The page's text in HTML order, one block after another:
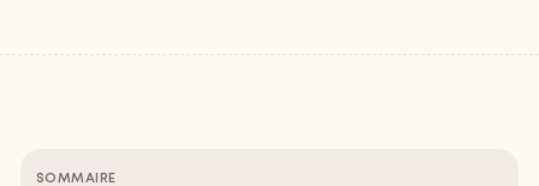
SOMMAIRE